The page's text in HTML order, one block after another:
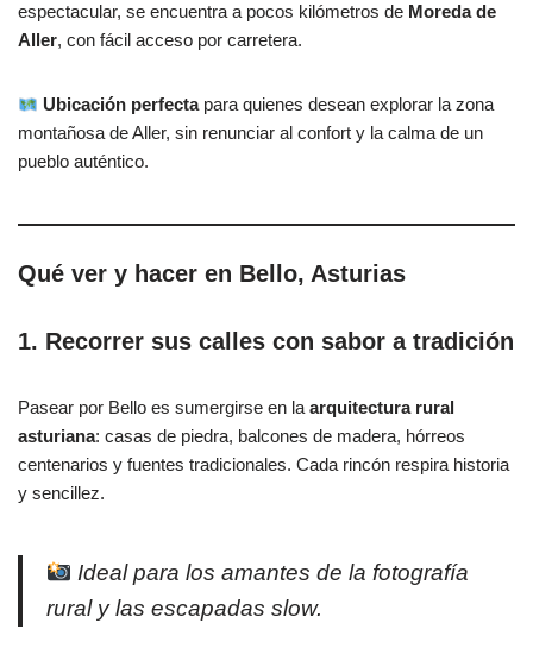
espectacular, se encuentra a pocos kilómetros de Moreda de
Aller, con fácil acceso por carretera.
Ubicación perfectapara quienes desean explorar la zona
montañosa de Aller, sin renunciar al confort y la calma de un
pueblo auténtico.
Qué ver y hacer en Bello, Asturias
1. Recorrer sus calles con sabor a tradición
Pasear por Bello es sumergirse en la arquitectura rural
asturiana: casas de piedra, balcones de madera, hórreos
centenarios y fuentes tradicionales. Cada rincón respira historia
y sencillez.
Ideal para los amantes de la fotografía
rural y las escapadas slow.